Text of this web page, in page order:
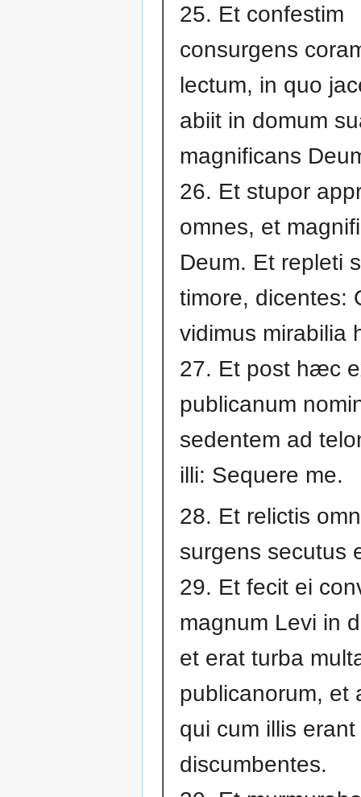
25. Et confestim
consurgens
lectum, in quo
abiit in domum
magnificans
26. Et stupor
omnes, et
Deum. Et repleti
timore, dicentes:
vidimus mirabilia
27. Et post hæc
publicanum
sedentem ad
illi: Sequere me.
28. Et relictis
surgens secutus
29. Et fecit ei
magnum Levi in
et erat turba
publicanorum, et
qui cum illis erant
discumbentes.